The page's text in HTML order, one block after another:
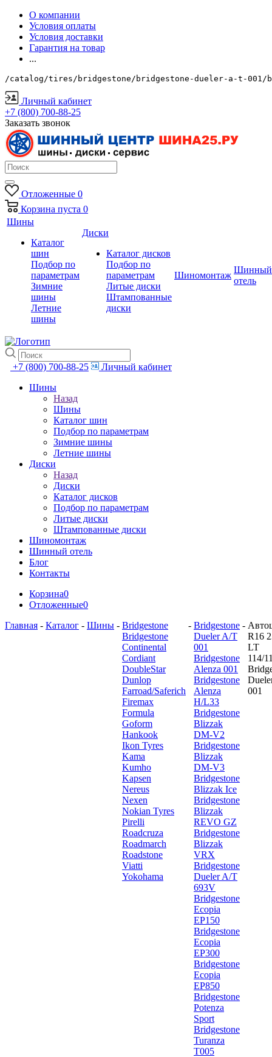
О компании
Условия оплаты
Условия доставки
Гарантия на товар
...
/catalog/tires/bridgestone/bridgestone-dueler-a-t-001/
Личный кабинет
+7 (800) 700-88-25
Заказать звонок
Отложенные 0
Корзина пуста 0
Шины
Каталог
шин
Подбор по
параметрам
Зимние
шины
Летние
шины
Диски
Каталог дисков
Подбор по
параметрам
Литые диски
Штампованные
диски
Шиномонтаж
Шинный
отель
+7 (800) 700-88-25
Личный кабинет
Шины
Назад
Шины
Каталог шин
Подбор по параметрам
Зимние шины
Летние шины
Диски
Назад
Диски
Каталог дисков
Подбор по параметрам
Литые диски
Штампованные диски
Шиномонтаж
Шинный отель
Блог
Контакты
Корзина0
Отложенные0
Главная - Каталог - Шины - Bridgestone
Bridgestone
Continental
Cordiant
DoubleStar
Dunlop
Farroad/Saferich
Firemax
Formula
Goform
Hankook
Ikon Tyres
Kama
Kumho
Kapsen
Nereus
Nexen
Nokian Tyres
Pirelli
Roadcruza
Roadmarch
Roadstone
Viatti
Yokohama
- Bridgestone
Dueler A/T
001
Bridgestone
Alenza 001
Bridgestone
Alenza
H/L33
Bridgestone
Blizzak
DM-V2
Bridgestone
Blizzak
DM-V3
Bridgestone
Blizzak Ice
Bridgestone
Blizzak
REVO GZ
Bridgestone
Blizzak
VRX
Bridgestone
Dueler A/T
693V
Bridgestone
Ecopia
EP150
Bridgestone
Ecopia
EP300
Bridgestone
Ecopia
EP850
Bridgestone
Potenza
Sport
Bridgestone
Turanza
T005
-
R16
LT
114/
001